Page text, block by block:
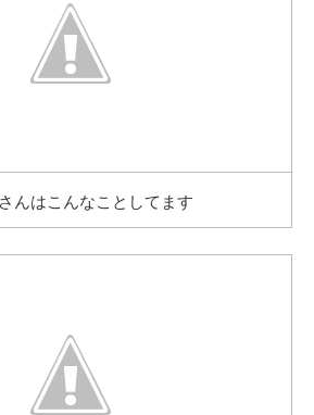
んはこんなことしてます